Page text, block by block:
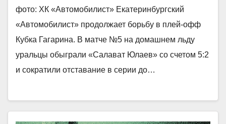
фото: ХК «Автомобилист» Екатеринбургский
«Автомобилист» продолжает борьбу в плей-офф
Кубка Гагарина. В матче №5 на домашнем льду
уральцы обыграли «Салават Юлаев» со счетом 5:2
и сократили отставание в серии до…